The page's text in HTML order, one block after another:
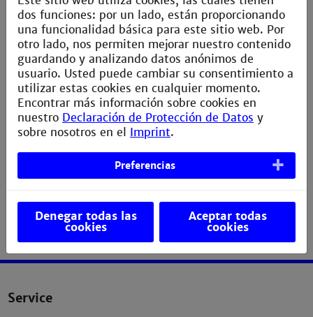
Winkelmodulation, Bandpass-PAM, Übersicht der
digitalen Modulationsverfahren
> Kommunikationssysteme – OSI-Schichten,
Protokolle der Sicherungsschicht, Routing, PSTN,
Internet
> Übungen und Klausurvorbereitung
Labor:
> Integriertes MATLAB Labor - 6 Versuche zu
und zur Basisbandübertragung
Service
dos funciones: por un lado, están proporcionando
una funcionalidad básica para este sitio web. Por
otro lado, nos permiten mejorar nuestro contenido
guardando y analizando datos anónimos de
usuario. Usted puede cambiar su consentimiento a
utilizar estas cookies en cualquier momento.
Encontrar más información sobre cookies en
nuestro Declaración de Protección de Datos y
sobre nosotros en el Imprint.
Preferencias
Denegar todas las
cookies
Aceptar todas
cookies